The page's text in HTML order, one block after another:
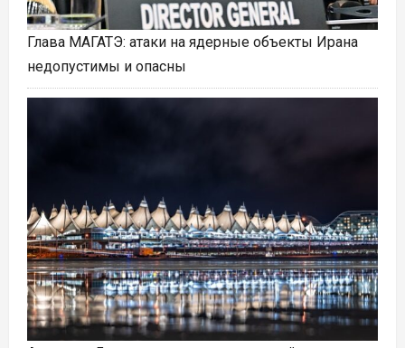
Глава МАГАТЭ: атаки на ядерные объекты Ирана
недопустимы и опасны